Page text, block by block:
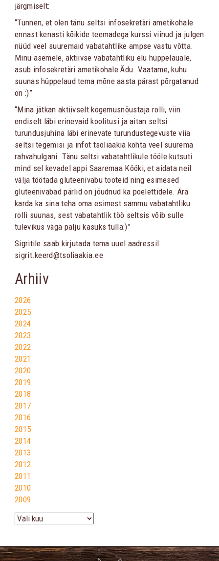
järgmiselt:
“Tunnen, et olen tänu seltsi infosekretäri ametikohale
ennast kenasti kõikide teemadega kurssi viinud ja julgen
nüüd veel suuremaid vabatahtlike ampse vastu võtta.
Minu asemele, aktiivse vabatahtliku elu hüppelauale,
asub infosekretäri ametikohale Ädu. Vaatame, kuhu
suunas hüppelaud tema mõne aasta pärast põrgatanud
on :)”
“Mina jätkan aktiivselt kogemusnõustaja rolli, viin
endiselt läbi erinevaid koolitusi ja aitan seltsi
turundusjuhina läbi erinevate turundustegevuste viia
seltsi tegemisi ja infot tsöliaakia kohta veel suurema
rahvahulgani. Tänu seltsi vabatahtlikule tööle kutsuti
mind sel kevadel appi Saaremaa Kööki, et aidata neil
välja töötada gluteenivabu tooteid ning esimesed
gluteenivabad pärlid on jõudnud ka poelettidele. Ära
karda ka sina teha oma esimest sammu vabatahtliku
rolli suunas, sest vabatahtlik töö seltsis võib sulle
tulevikus väga palju kasuks tulla:)”
Sigritile saab kirjutada tema uuel aadressil
sigrit.keerd@tsoliaakia.ee
Arhiiv
2026
2025
2024
2023
2022
2021
2020
2019
2018
2017
2016
2015
2014
2013
2012
2011
2010
2009
Arhiiv